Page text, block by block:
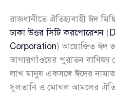
রাজধানীতে ঐতিহ্যবাহী ঈদ
ঢাকা উত্তর সিটি করপোরেশন (
Corporation) আয়োজিত ঈদ
আগারগাঁওয়ের পুরাতন বাণিজ্য
লাখ মানুষ একসঙ্গে ঈদের
সুলতানি ও মোঘল আমলের